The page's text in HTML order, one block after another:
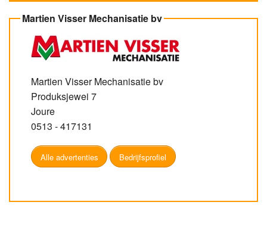
Martien Visser Mechanisatie bv
Martien Visser Mechanisatie bv
Produksjewei 7
Joure
0513 - 417131
Alle advertenties Bedrijfsprofiel